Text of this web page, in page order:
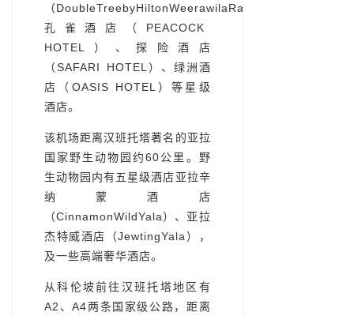
（DoubleTreebyHiltonWeerawilaRajawarnaResort)、
孔雀酒店（PEACOCK
HOTEL）、探险酒店
（SAFARI HOTEL）、绿洲酒
店（OASIS HOTEL）等星级
酒店。
该机场距离汉班托塔著名的亚拉
国家野生动物园约60公里。野
生动物园内有五星级酒店亚拉辛
纳蒙酒店
（CinnamonWildYala）、亚拉
杰特威酒店（JewtingYala），
及一些高端奢华酒店。
从科伦坡前往汉班托塔地区有
A2、A4两条国家级公路，距离